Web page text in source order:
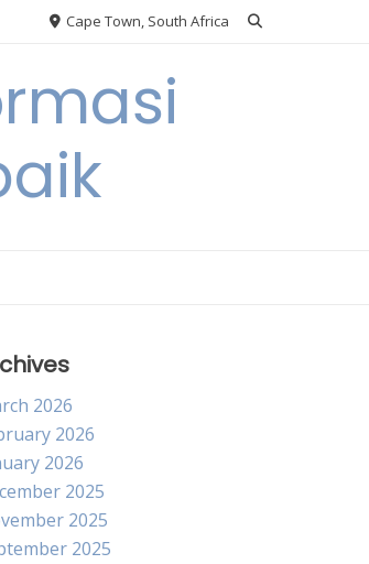
Cape Town, South Africa
2026
2026
2026
2025
2025
2025